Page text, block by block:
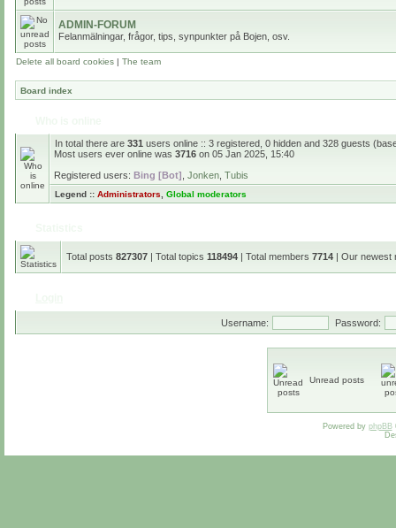
ADMIN-FORUM
Felanmälningar, frågor, tips, synpunkter på Bojen, osv.
Delete all board cookies | The team
Board index
In total there are 331 users online :: 3 registered, 0 hidden and 328 guests
Most users ever online was 3716 on 05 Jan 2025, 15:40
Registered users: Bing [Bot] Jonken Tubis
Legend :: Administrators Global moderators
Total posts 827307 | Total topics 118494 | Total members 7714 | Our newest
Username: Password:
Unread posts
Powered by phpBB